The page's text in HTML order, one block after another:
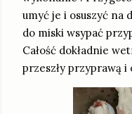
umyć je i osuszyć na
do miski wsypać
Całość dokładnie
przeszły przyprawą